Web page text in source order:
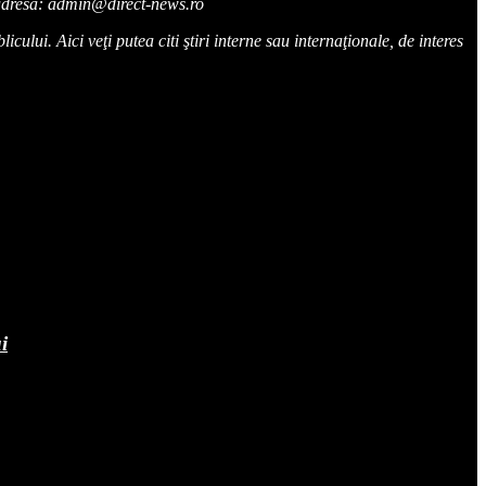
Aici veţi putea citi ştiri interne sau internaţionale, de interes